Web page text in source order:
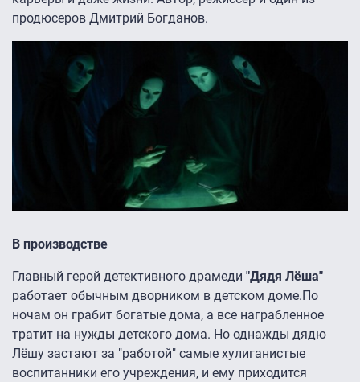
продюсеров Дмитрий Богданов.
В производстве
Главный герой детективного драмеди "Дядя Лёша"
работает обычным дворником в детском доме.По
ночам он грабит богатые дома, а все награбленное
тратит на нужды детского дома. Но однажды дядю
Лёшу застают за "работой" самые хулиганистые
воспитанники его учреждения, и ему приходится